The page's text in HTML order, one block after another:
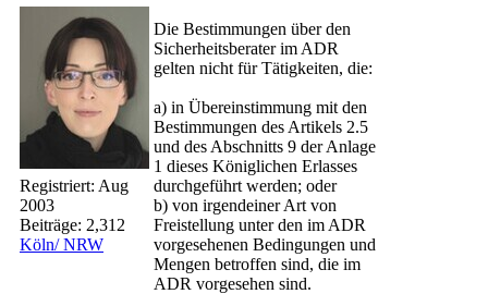
Registriert: Aug
2003
Beiträge: 2,312
Köln/ NRW
Die Bestimmungen über den
Sicherheitsberater im ADR
gelten nicht für Tätigkeiten, die:
a) in Übereinstimmung mit den
Bestimmungen des Artikels 2.5
und des Abschnitts 9 der Anlage
1 dieses Königlichen Erlasses
durchgeführt werden; oder
b) von irgendeiner Art von
Freistellung unter den im ADR
vorgesehenen Bedingungen und
Mengen betroffen sind, die im
ADR vorgesehen sind.